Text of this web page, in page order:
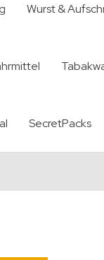
Wurst &
SecretPacks